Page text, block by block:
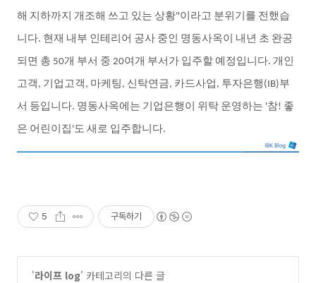
해 지하까지 개조해 쓰고 있는 상황"이라고 분위기를 전했습
니다. 현재 내부 인테리어 공사 중인 명동사옥이 내년 초 완공
되면 총 50개 부서 중 20여개 부서가 입주할 예정입니다. 개인
고객 , 기업고객 , 마케팅 , 신탁연금, 카드사업 , 투자은행 (IB)부
서 등입니다. 명동사옥에는 기업은행이 위탁 운영하는 '참! 좋
은 어린이집 '도 새로 입주합니다.
5 구독하기
'라이프 log' 카테고리의 다른 글